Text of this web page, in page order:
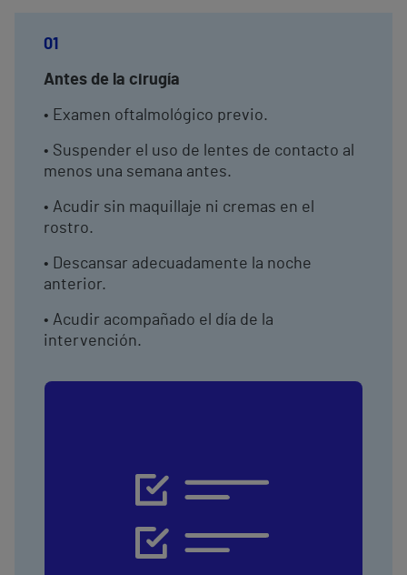
01
Antes de la cirugía
• Examen oftalmológico previo.
• Suspender el uso de lentes de contacto al
menos una semana antes.
• Acudir sin maquillaje ni cremas en el
rostro.
• Descansar adecuadamente la noche
anterior.
• Acudir acompañado el día de la
intervención.